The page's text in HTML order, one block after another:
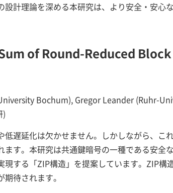
計理論を深める本研究は、より安全・安心
of Round-Reduced
Bochum), Gregor Leander (Ruhr-
)
遅延化は欠かせません。しかしながら、こ
す。本研究は共通鍵暗号の一種である安全
する「ZIP構造」を提案しています。ZIP構
待されます。